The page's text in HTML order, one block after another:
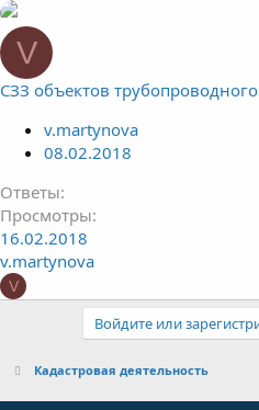
V
СЗЗ объектов
v.martynova
08.02.2018
Ответы
Просмотры
16.02.2018
v.martynova
V
Войдите или
Кадастровая деятельность